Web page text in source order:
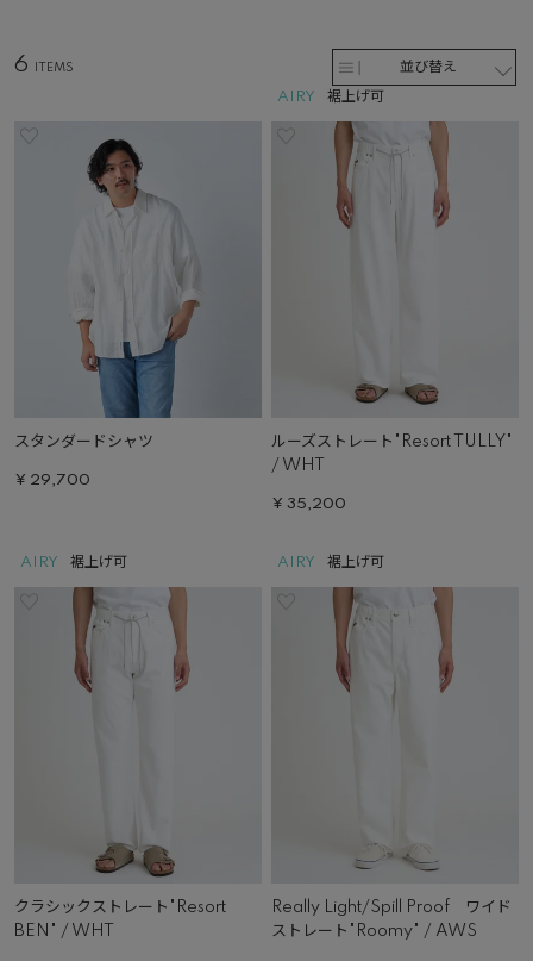
並び替え
6
スタンダードシャツ
¥ 29,700
ルーズストレート"Resort TULLY"
/ WHT
AIRY 裾上げ可
¥ 35,200
クラシックストレート"Resort
BEN" / WHT
AIRY 裾上げ可
Really Light/Spill Proof ワイド
ストレート"Roomy" / AWS
AIRY 裾上げ可